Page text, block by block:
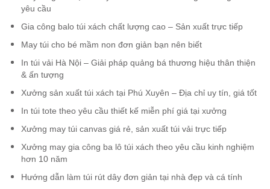
yêu cầu
Gia công balo túi xách chất lượng cao – Sản xuất trực tiếp
May túi cho bé mầm non đơn giản bạn nên biết
In túi vải Hà Nội – Giải pháp quảng bá thương hiệu thân thiện
& ấn tượng
Xưởng sản xuất túi xách tại Phú Xuyên – Địa chỉ uy tín, giá tốt
In túi tote theo yêu cầu thiết kế miễn phí giá tại xưởng
Xưởng may túi canvas giá rẻ, sản xuất túi vải trực tiếp
Xưởng may gia công ba lô túi xách theo yêu cầu kinh nghiệm
hơn 10 năm
Hướng dẫn làm túi rút dây đơn giản tại nhà đẹp và cá tính